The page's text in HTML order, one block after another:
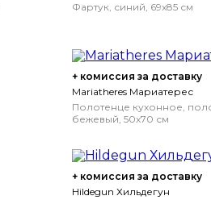
Фартук, синий, 69x85 см
+ комиссия за доставку
Mariatheres Мариатерес
Полотенце кухонное,
бежевый, 50x70 см
+ комиссия за доставку
Hildegun Хильдегун